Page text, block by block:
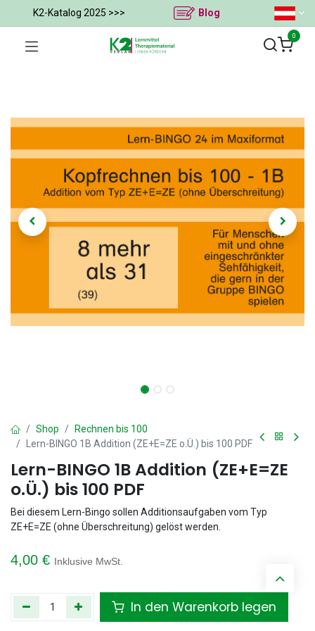
K2-Katalog 2025 >>> Blog
0
Shop
Rechnen bis 100
Lern-BINGO 1B Addition (ZE+E=ZE o.Ü.) bis 100 PDF
Lern-BINGO 1B Addition (ZE+E=ZE
o.Ü.) bis 100 PDF
Bei diesem Lern-Bingo sollen Additionsaufgaben vom Typ
ZE+E=ZE (ohne Überschreitung) gelöst werden.
4,00 € Inklusive MwSt.
In den Warenkorb legen